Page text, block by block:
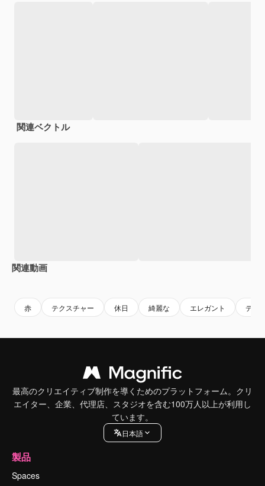
関連ベクトル
関連動画
赤 テクスチャー 休日 綺麗な エレガント デコ
最高のクリエイティブ制作を導くためのプラットフォーム。クリ
エイター、企業、代理店、スタジオを含む100万人以上が利用し
ています。
日本語
製品
Spaces